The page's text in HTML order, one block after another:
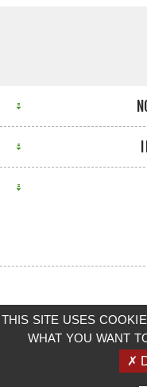
Copyright © 2026
THIS SITE USES
WHAT YOU WANT
✗